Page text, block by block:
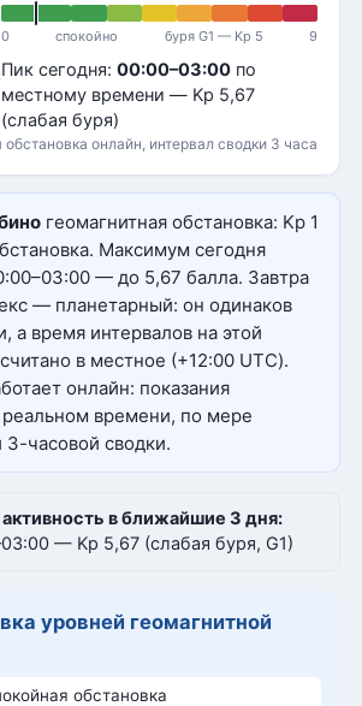
0 спокойно буря G1 — Kp 5 9
Пик сегодня: 00:00–03:00 по
местному времени — Kp 5,67
(слабая буря)
обстановка онлайн, интервал сводки 3 часа
геомагнитная обстановка: Kp 1
Максимум сегодня
— до 5,67 балла. Завтра
— планетарный: он одинаков
а время интервалов на этой
в местное (+12:00 UTC).
онлайн: показания
времени, по мере
часовой сводки.
в ближайшие 3 дня:
— Kp 5,67 (слабая буря, G1)
уровней геомагнитной
обстановка